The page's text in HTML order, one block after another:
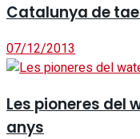
Catalunya de
07/12/2013
Les pioneres del
anys